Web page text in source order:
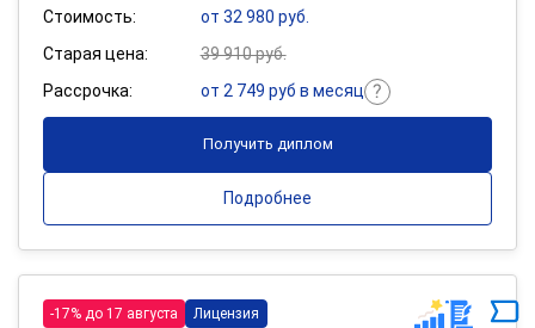
Стоимость:
от 32 980 руб.
Старая цена:
39 910 руб.
Рассрочка:
от 2 749 руб в месяц
Получить диплом
Подробнее
-17% до 17 августа Лицензия